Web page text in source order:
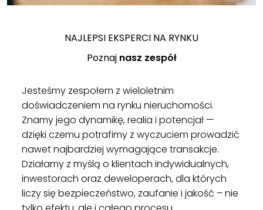
NAJLEPSI EKSPERCI NA RYNKU
Poznaj nasz zespół
Jesteśmy zespołem z wieloletnim
doświadczeniem na rynku nieruchomości.
Znamy jego dynamikę, realia i potencjał —
dzięki czemu potrafimy z wyczuciem prowadzić
nawet najbardziej wymagające transakcje.
Działamy z myślą o klientach indywidualnych,
inwestorach oraz deweloperach, dla których
liczy się bezpieczeństwo, zaufanie i jakość – nie